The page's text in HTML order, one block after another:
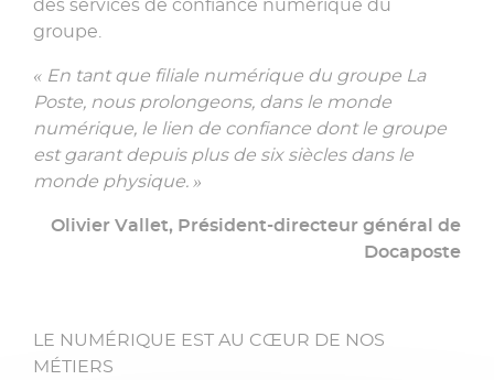
des services de confiance numérique du
groupe.
« En tant que filiale numérique du groupe La
Poste, nous prolongeons, dans le monde
numérique, le lien de confiance dont le groupe
est garant depuis plus de six siècles dans le
monde physique. »
Olivier Vallet, Président-directeur général de
Docaposte
LE NUMÉRIQUE EST AU CŒUR DE NOS
MÉTIERS